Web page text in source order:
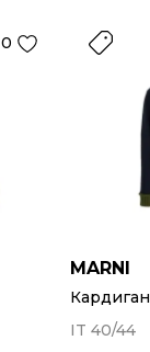
0
MARNI
Кардиган
IT 40/44